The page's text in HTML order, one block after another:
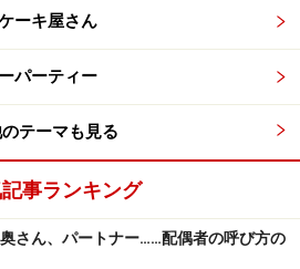
お祝い会や記念会をして皆でお
ね。たとえご馳走をわざわざ、
でそろっていただくことが何より
、洋服感覚の着物を着る機会が
が、それでも普段はなかなか着
ーキ屋さん
パーティー
テーマも見る
記事ランキング
さん、パートナー……配偶者の呼び方の